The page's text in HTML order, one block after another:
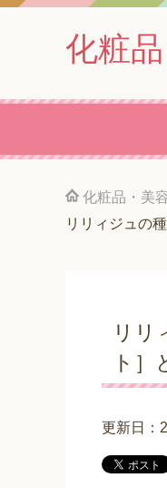
化粧
化粧品・美
リリィジュの
リリ
ト］
更新日：